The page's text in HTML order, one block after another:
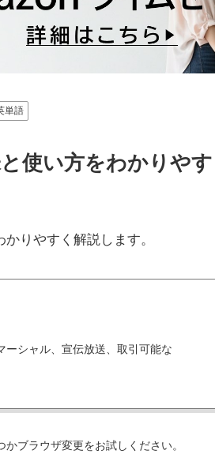
単語
使い方をわかりや
りやすく解説します。
ーシャル、宣伝放送、取引可能な
ブラウザ変更をお試しください。